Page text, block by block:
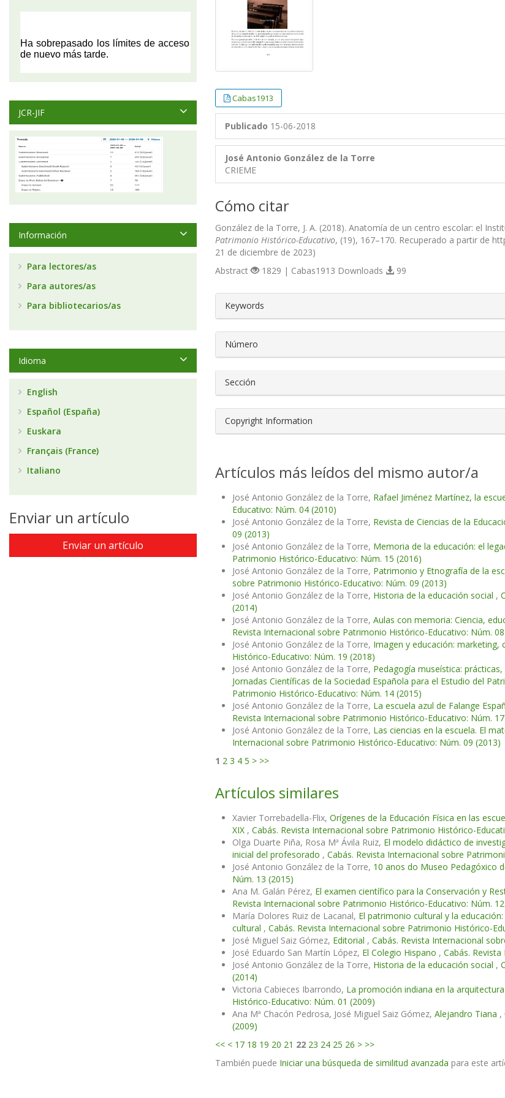
Cabas1913
Publicado 15-06-2018
José Antonio González de la Torre
CRIEME
Cómo citar
González de la Torre, J. A. (2018). Anatomía de un centro escolar: el
Patrimonio Histórico-Educativo, (19), 167–170. Recuperado a partir de
21 de diciembre de 2023)
Abstract 1829 | Cabas1913 Downloads 99
Keywords
Número
Sección
Copyright Information
Artículos más leídos del mismo autor/a
José Antonio González de la Torre, Rafael Jiménez Martínez, la
Educativo: Núm. 04 (2010)
José Antonio González de la Torre, Revista de Ciencias de la
09 (2013)
José Antonio González de la Torre, Memoria de la educación: el
Patrimonio Histórico-Educativo: Núm. 15 (2016)
José Antonio González de la Torre, Patrimonio y Etnografía de la
sobre Patrimonio Histórico-Educativo: Núm. 09 (2013)
José Antonio González de la Torre, Historia de la educación social ,
(2014)
José Antonio González de la Torre, Aulas con memoria: Ciencia,
Revista Internacional sobre Patrimonio Histórico-Educativo: Núm.
José Antonio González de la Torre, Imagen y educación: marketing,
Histórico-Educativo: Núm. 19 (2018)
José Antonio González de la Torre, Pedagogía museística:
Jornadas Científicas de la Sociedad Española para el Estudio del
Patrimonio Histórico-Educativo: Núm. 14 (2015)
José Antonio González de la Torre, La escuela azul de Falange
Revista Internacional sobre Patrimonio Histórico-Educativo: Núm.
José Antonio González de la Torre, Las ciencias en la escuela. El
Internacional sobre Patrimonio Histórico-Educativo: Núm. 09 (2013)
1 2 3 4 5 > >>
Artículos similares
Xavier Torrebadella-Flix, Orígenes de la Educación Física en las
XIX , Cabás. Revista Internacional sobre Patrimonio Histórico-
Olga Duarte Piña, Rosa Mª Ávila Ruiz, El modelo didáctico de
inicial del profesorado , Cabás. Revista Internacional sobre
José Antonio González de la Torre, 10 anos do Museo Pedagóxico
Núm. 13 (2015)
Ana M. Galán Pérez, El examen científico para la Conservación y
Revista Internacional sobre Patrimonio Histórico-Educativo: Núm.
María Dolores Ruiz de Lacanal, El patrimonio cultural y la
cultural , Cabás. Revista Internacional sobre Patrimonio Histórico-
José Miguel Saiz Gómez, Editorial , Cabás. Revista Internacional
José Eduardo San Martín López, El Colegio Hispano , Cabás.
José Antonio González de la Torre, Historia de la educación social ,
(2014)
Victoria Cabieces Ibarrondo, La promoción indiana en la
Histórico-Educativo: Núm. 01 (2009)
Ana Mª Chacón Pedrosa, José Miguel Saiz Gómez, Alejandro Tiana ,
(2009)
<< < 17 18 19 20 21 22 23 24 25 26 > >>
También puede Iniciar una búsqueda de similitud avanzada para este
JCR-JIF
Información
Para lectores/as
Para autores/as
Para bibliotecarios/as
Idioma
English
Español (España)
Euskara
Français (France)
Italiano
Enviar un artículo
Enviar un artículo